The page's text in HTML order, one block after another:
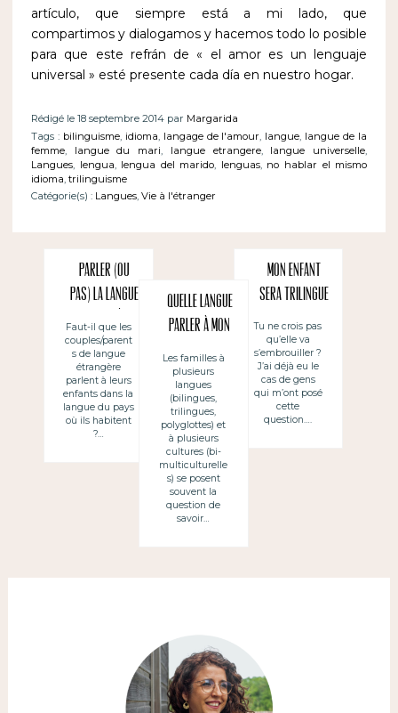
artículo, que siempre está a mi lado, que
compartimos y dialogamos y hacemos todo lo posible
para que este refrán de « el amor es un lenguaje
universal » esté presente cada día en nuestro hogar.
Rédigé le 18 septembre 2014 par Margarida
Tags : bilinguisme, idioma, langage de l'amour, langue, langue de la
femme, langue du mari, langue etrangere, langue universelle,
Langues, lengua, lengua del marido, lenguas, no hablar el mismo
idioma, trilinguisme
Catégorie(s) : Langues, Vie à l'étranger
Parler (ou
pas) la LANGUE
DU PAYS où on
habite à leurs
enfants ~
(no) Hablar a
los hijos en
la LENGUA DEL
Faut-il que les
couples/parent
s de langue
étrangère
parlent à leurs
enfants dans la
langue du pays
où ils habitent
?…
Quelle langue
parler à mon
enfant en
public
Les familles à
plusieurs
langues
(bilingues,
trilingues,
polyglottes) et
à plusieurs
cultures (bi-
multiculturelle
s) se posent
souvent la
question de
savoir…
Mon enfant
sera trilingue
Tu ne crois pas
qu’elle va
s’embrouiller ?
J’ai déjà eu le
cas de gens
qui m’ont posé
cette
question….